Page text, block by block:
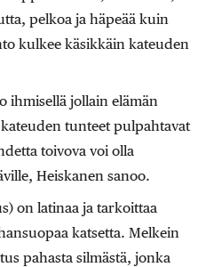
pelkoa ja häpeää kuin
kulkee käsikkäin kateuden
ihmisellä jollain elämän
tunteet pulpahtavat
toivova voi olla
Heiskanen sanoo.
on latinaa ja tarkoittaa
katsetta. Melkein
pahasta silmästä, jonka